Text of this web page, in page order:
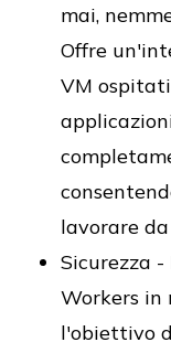
mai,
Offre
VM
lavorare
Sicurezza
Workers in
l'obiettivo